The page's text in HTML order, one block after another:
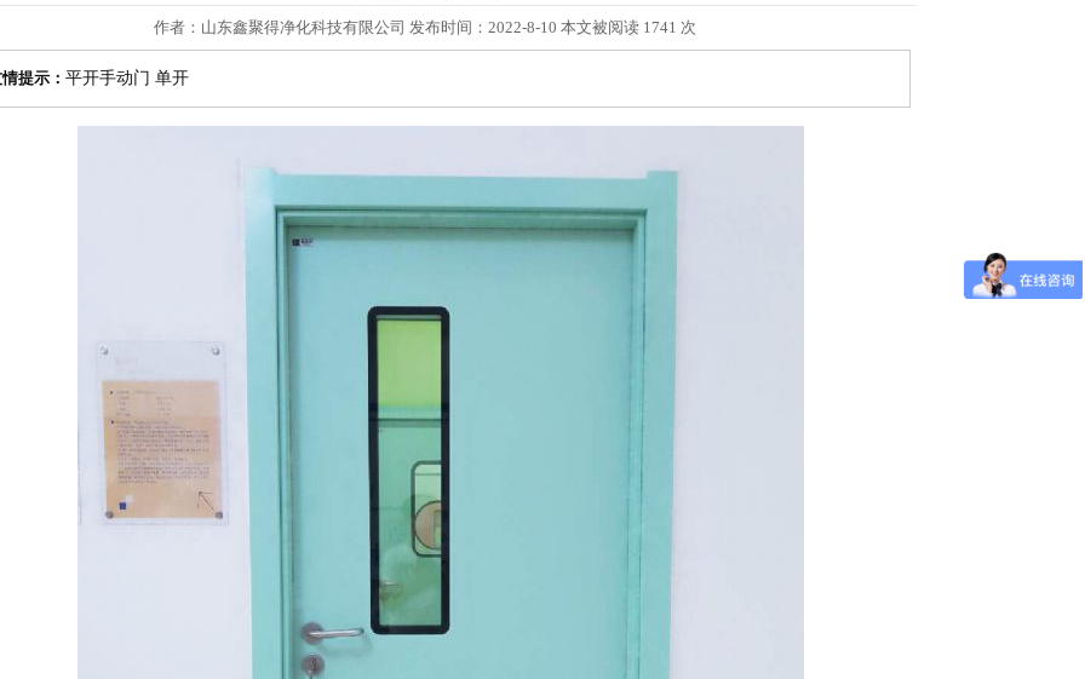
作者：山东鑫聚得净化科技有限公司 发布时间：2022-8-10 本文被阅读 1741 次
情提示：平开手动门 单开